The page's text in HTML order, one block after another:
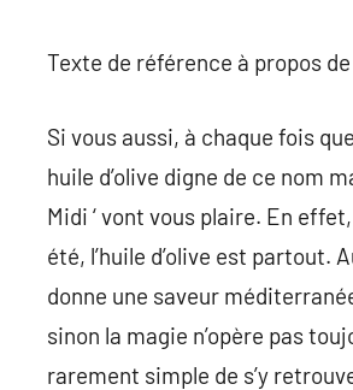
Texte de référence à propos de
Si vous aussi, à chaque fois
huile d’olive digne de ce nom
Midi ‘ vont vous plaire. En
été, l’huile d’olive est partout.
donne une saveur
sinon la magie n’opère pas
rarement simple de s’y